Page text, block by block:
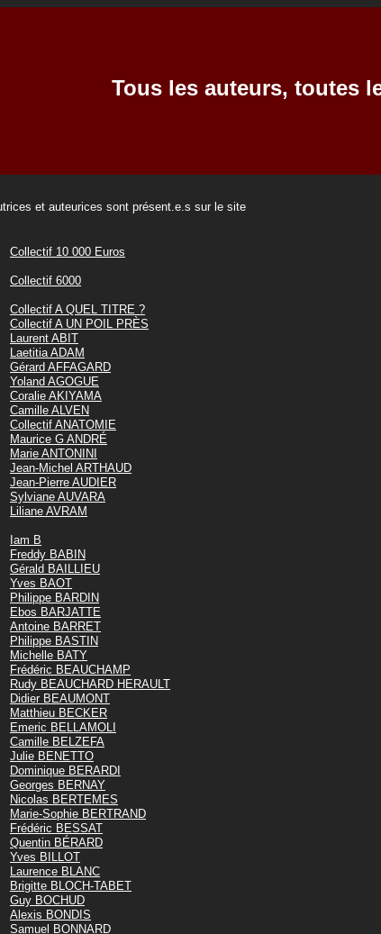
Tous les auteurs, toutes
et auteurices sont présent.e.s sur le site
Collectif 10 000 Euros
Collectif 6000
Collectif A QUEL TITRE ?
Collectif A UN POIL PRÈS
Laurent ABIT
Laetitia ADAM
Gérard AFFAGARD
Yoland AGOGUE
Coralie AKIYAMA
Camille ALVEN
Collectif ANATOMIE
Maurice G ANDRÉ
Marie ANTONINI
Jean-Michel ARTHAUD
Jean-Pierre AUDIER
Sylviane AUVARA
Liliane AVRAM
Iam B
Freddy BABIN
Gérald BAILLIEU
Yves BAOT
Philippe BARDIN
Ebos BARJATTE
Antoine BARRET
Philippe BASTIN
Michelle BATY
Frédéric BEAUCHAMP
Rudy BEAUCHARD HERAULT
Didier BEAUMONT
Matthieu BECKER
Emeric BELLAMOLI
Camille BELZEFA
Julie BENETTO
Dominique BERARDI
Georges BERNAY
Nicolas BERTEMES
Marie-Sophie BERTRAND
Frédéric BESSAT
Quentin BÉRARD
Yves BILLOT
Laurence BLANC
Brigitte BLOCH-TABET
Guy BOCHUD
Alexis BONDIS
Samuel BONNARD